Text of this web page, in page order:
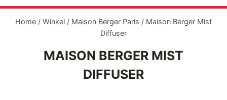
Home / Winkel / Maison Berger Paris / Maison Berger Mist
Diffuser
MAISON BERGER MIST
DIFFUSER